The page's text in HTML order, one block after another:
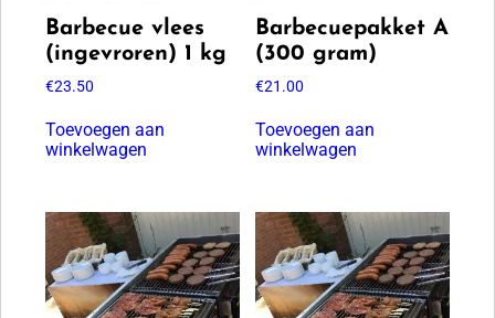
Barbecue vlees
(ingevroren) 1 kg
€23.50
Toevoegen aan
winkelwagen
Barbecuepakket A
(300 gram)
€21.00
Toevoegen aan
winkelwagen